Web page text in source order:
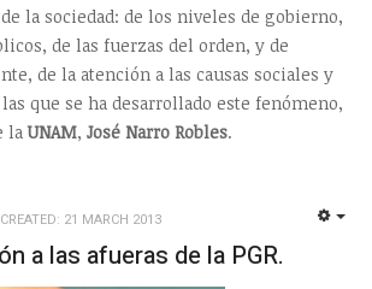
la sociedad: de los niveles de gobierno,
de las fuerzas del orden, y de
de la atención a las causas sociales y
que se ha desarrollado este fenómeno,
laUNAM, José Narro Robles.
CREATED: 21 MARCH 2013
a las afueras de la PGR.